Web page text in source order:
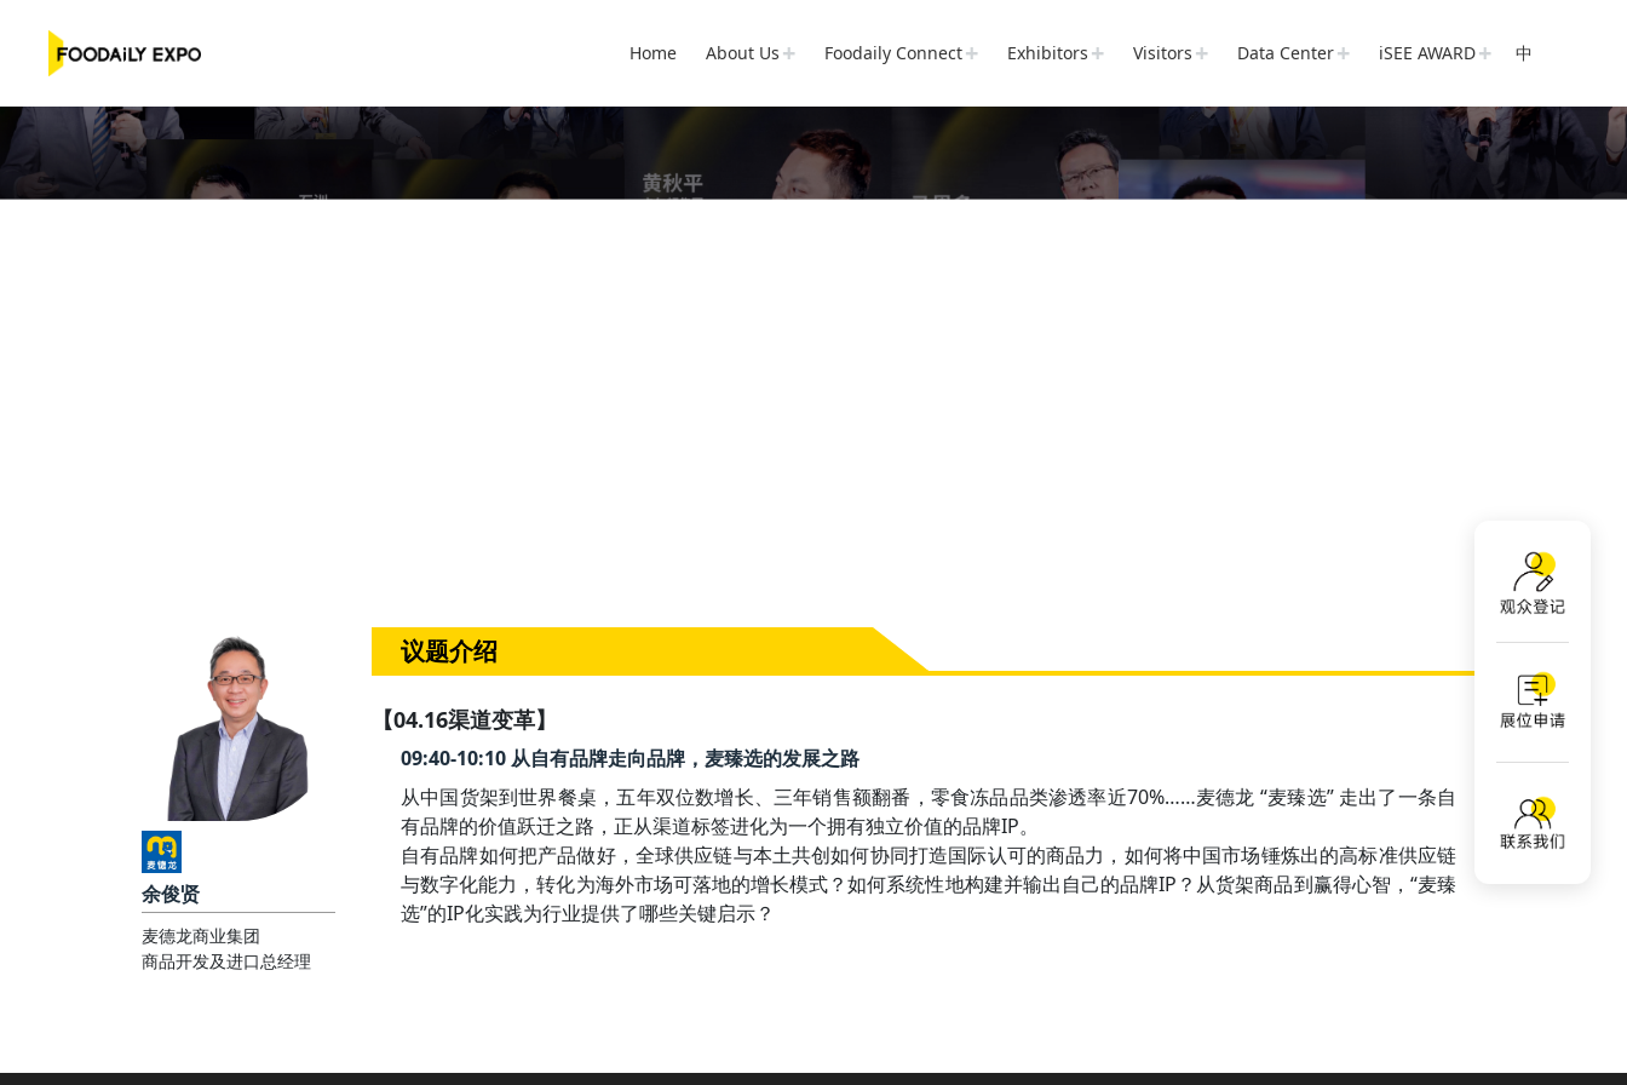
Home About Us Foodaily Connect Exhibitors Visitors Data Center iSEE AWARD 中
余俊贤
麦德龙商业集团
商品开发及进口总经理
议题介绍
【04.16渠道变革】
09:40-10:10 从自有品牌走向品牌，麦臻选的发展之路
从中国货架到世界餐桌，五年双位数增长、三年销售额翻番，零食冻品品类渗透率近70%……麦德龙 “麦臻选” 走出了一条自
有品牌的价值跃迁之路，正从渠道标签进化为一个拥有独立价值的品牌IP。
自有品牌如何把产品做好，全球供应链与本土共创如何协同打造国际认可的商品力，如何将中国市场锤炼出的高标准供应链
与数字化能力，转化为海外市场可落地的增长模式？如何系统性地构建并输出自己的品牌IP？从货架商品到赢得心智，“麦臻
选”的IP化实践为行业提供了哪些关键启示？